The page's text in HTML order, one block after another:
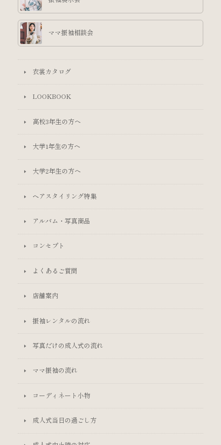
ママ振袖相談会
衣裳カタログ
LOOKBOOK
高校3年生の方へ
大学1年生の方へ
大学2年生の方へ
ヘアスタイリング特集
アルバム・写真商品
コンセプト
よくあるご質問
店舗案内
振袖レンタルの流れ
写真だけの成人式の流れ
ママ振袖の流れ
コーディネート小物
成人式当日の過ごし方